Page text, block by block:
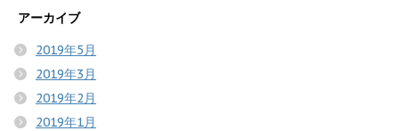
アーカイブ
2019年5月
2019年3月
2019年2月
2019年1月